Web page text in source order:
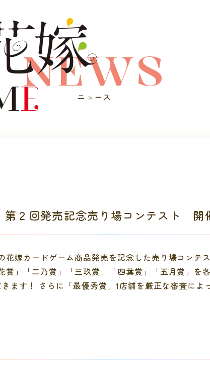
NEWS
ニュース
２回発売記念売り場コンテスト 開
嫁カードゲーム商品発売を記念した売り場コンテ
」「二乃賞」「三玖賞」「四葉賞」「五月賞」を
ます！ さらに「最優秀賞」1店舗を厳正な審査に